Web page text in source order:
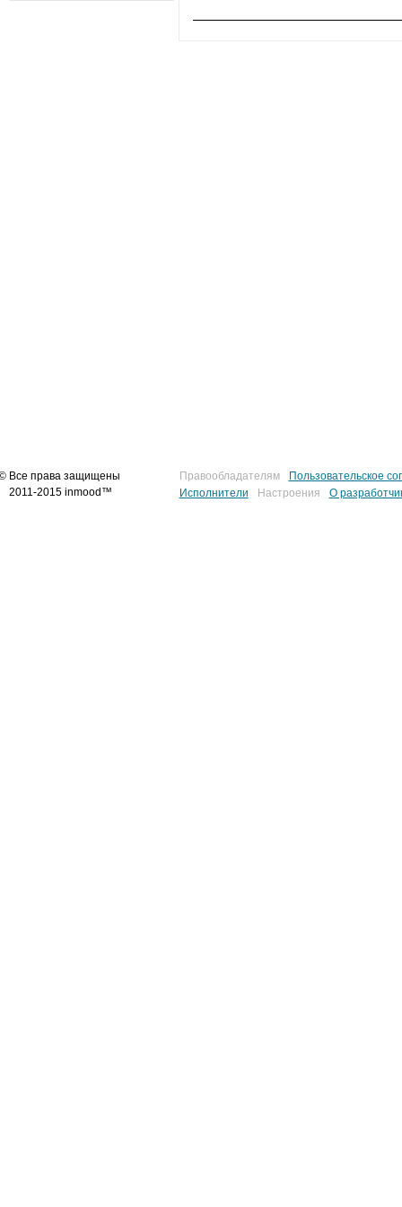
Все права защищены
2011-2015 inmood™
Правообладателям
Пользовательское
Исполнители
Настроения О